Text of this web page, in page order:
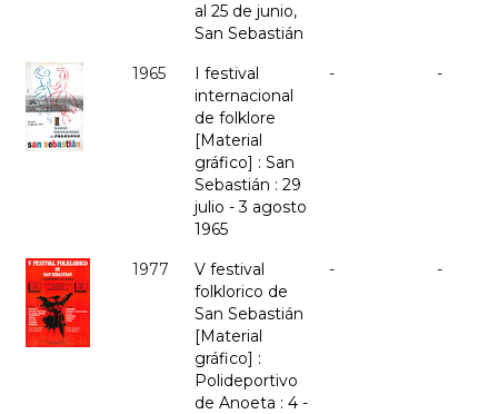
al 25 de junio,
San Sebastián
1965
I festival
internacional
de folklore
[Material
gráfico] : San
Sebastián : 29
julio - 3 agosto
1965
- -
1977
V festival
folklorico de
San Sebastián
[Material
gráfico] :
Polideportivo
de Anoeta : 4 -
- -